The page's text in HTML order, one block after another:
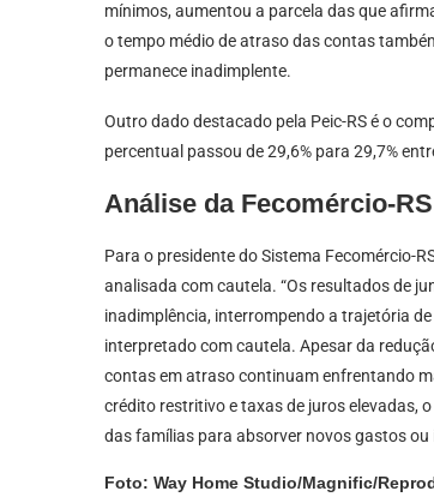
mínimos, aumentou a parcela das que
o tempo médio de atraso das contas
permanece inadimplente.
Outro dado destacado pela Peic-RS é o
percentual passou de 29,6% para 29,7%
Análise da Fecomércio-RS
Para o presidente do Sistema Fecomércio-
analisada com cautela. “Os resultados de
inadimplência, interrompendo a trajetória
interpretado com cautela. Apesar da
contas em atraso continuam enfrentando
crédito restritivo e taxas de juros elevadas,
das famílias para absorver novos gastos ou
Foto: Way Home Studio/Magnific/